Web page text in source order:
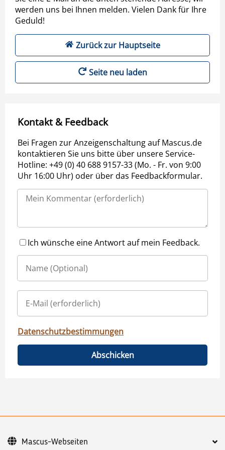
werden uns bei Ihnen melden. Vielen Dank für Ihre
Geduld!
Zurück zur Hauptseite
Seite neu laden
Kontakt & Feedback
Bei Fragen zur Anzeigenschaltung auf Mascus.de
kontaktieren Sie uns bitte über unsere Service-
Hotline: +49 (0) 40 688 9157-33 (Mo. - Fr. von 9:00
Uhr 16:00 Uhr) oder über das Feedbackformular.
Ich wünsche eine Antwort auf mein Feedback.
Datenschutzbestimmungen
Abschicken
Mascus-Webseiten